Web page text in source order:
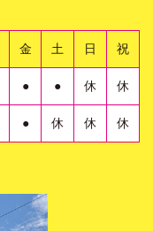
金 土 日 祝
● ● 休 休
● 休 休 休